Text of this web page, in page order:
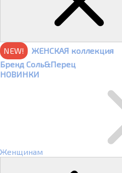
NEW!
ЖЕНСКАЯ коллекция
Бренд Соль&Перец
НОВИНКИ
Женщинам